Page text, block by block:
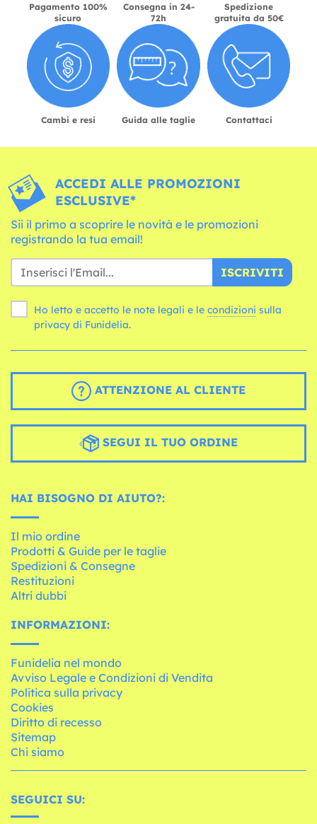
Pagamento 100%
sicuro
Consegna in 24-
72h
Spedizione
gratuita da 50€
Cambi e resi Guida alle taglie Contattaci
ACCEDI ALLE PROMOZIONI
ESCLUSIVE*
Sii il primo a scoprire le novità e le promozioni
registrando la tua email!
ISCRIVITI
Ho letto e accetto le note legali e le condizioni
privacy di Funidelia.
ATTENZIONE AL CLIENTE
SEGUI IL TUO ORDINE
HAI BISOGNO DI AIUTO?:
Il mio ordine
Prodotti & Guide per le taglie
Spedizioni & Consegne
Restituzioni
Altri dubbi
INFORMAZIONI:
Funidelia nel mondo
Avviso Legale e Condizioni di Vendita
Politica sulla privacy
Cookies
Diritto di recesso
Sitemap
Chi siamo
SEGUICI SU: